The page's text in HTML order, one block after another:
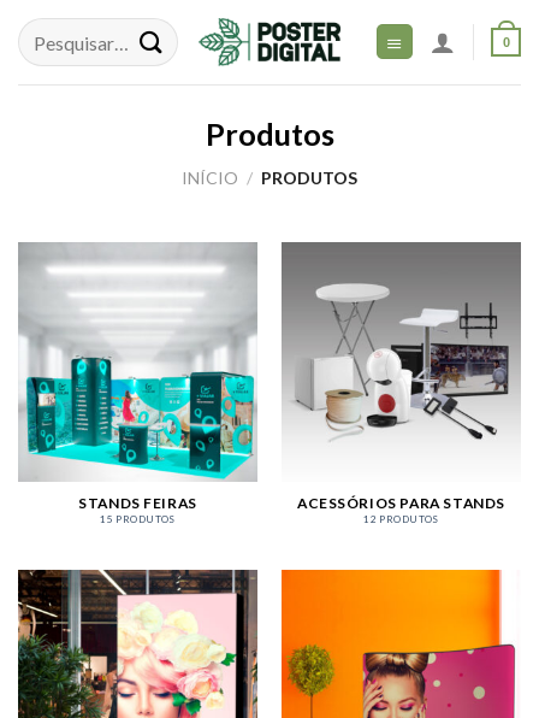
content
0
Produtos
INÍCIO / PRODUTOS
STANDS FEIRAS
15 PRODUTOS
ACESSÓRIOS PARA STANDS
12 PRODUTOS